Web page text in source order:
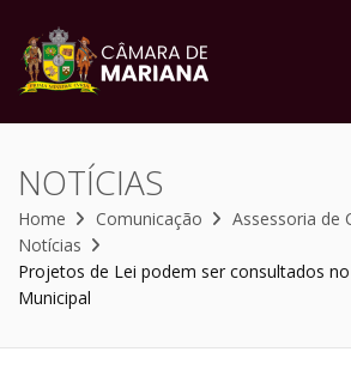
NOTÍCIAS
Home Comunicação
Assessoria de
Notícias
Projetos de Lei podem ser consultados
Municipal